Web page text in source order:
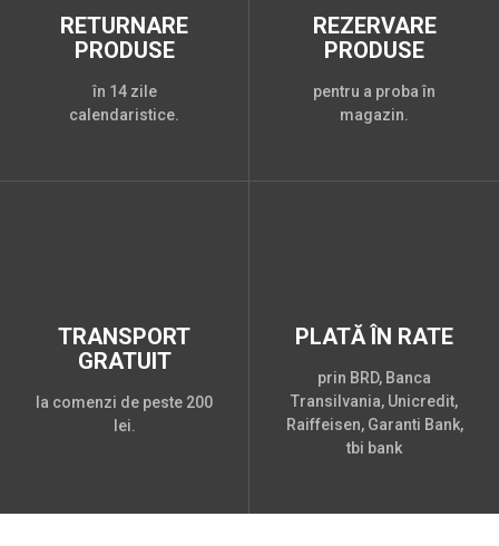
RETURNARE
PRODUSE
în 14 zile
calendaristice.
REZERVARE
PRODUSE
pentru a proba în
magazin.
TRANSPORT
GRATUIT
la comenzi de peste 200
lei.
PLATĂ ÎN RATE
prin BRD, Banca
Transilvania, Unicredit,
Raiffeisen, Garanti Bank,
tbi bank